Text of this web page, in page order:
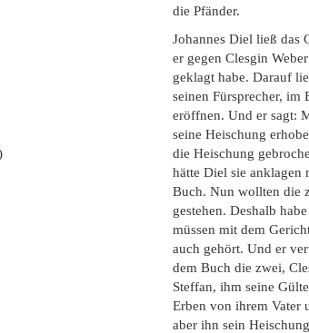
die Pfänder.
Johannes Diel ließ das
er gegen Clesgin
geklagt habe. Darauf
seinen Fürsprecher, im
eröffnen. Und er sagt:
seine Heischung
die Heischung
hätte Diel sie anklagen
Buch. Nun wollten die
gestehen. Deshalb
müssen mit dem
auch gehört. Und er
dem Buch die zwei,
Steffan, ihm seine
Erben von ihrem Vater
aber ihn sein